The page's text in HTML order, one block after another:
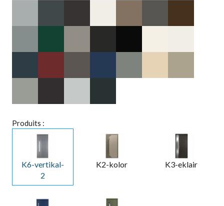
Produits :
K6-vertikal-
2
K2-kolor K3-eklair